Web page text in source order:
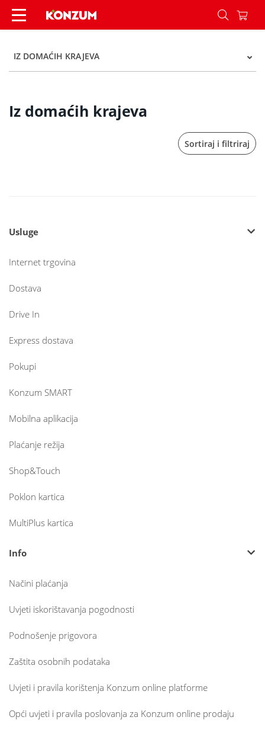
Iz domaćih krajeva - Kategorije - Konzum
IZ DOMAĆIH KRAJEVA
Iz domaćih krajeva
Sortiraj i filtriraj
Usluge
Internet trgovina
Dostava
Drive In
Express dostava
Pokupi
Konzum SMART
Mobilna aplikacija
Plaćanje režija
Shop&Touch
Poklon kartica
MultiPlus kartica
Info
Načini plaćanja
Uvjeti iskorištavanja pogodnosti
Podnošenje prigovora
Zaštita osobnih podataka
Uvjeti i pravila korištenja Konzum online platforme
Opći uvjeti i pravila poslovanja za Konzum online prodaju